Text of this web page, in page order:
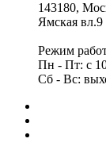
143180,
Ямская вл.9
Режим
Пн - Пт: с
Сб - Вс: